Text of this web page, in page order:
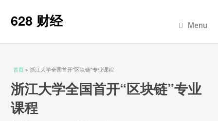
628 财经 Menu
当前位置
首页 » 浙江大学全国首开“区块链”专业课程
浙江大学全国首开“区块链”专业
课程